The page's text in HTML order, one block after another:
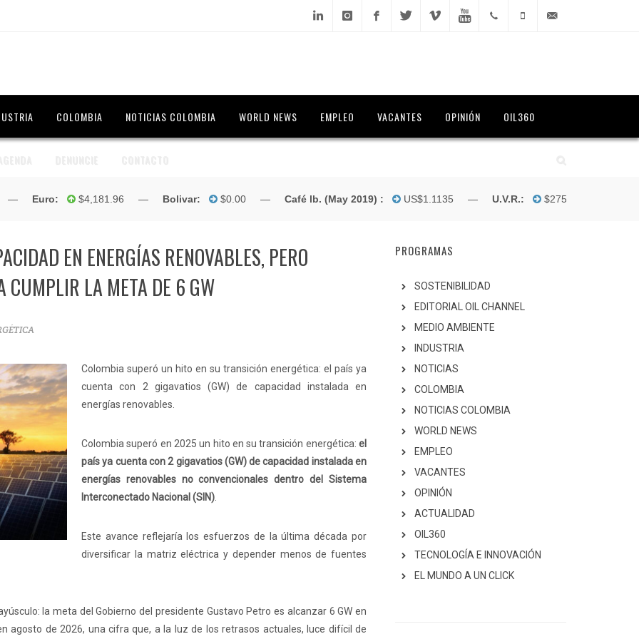
COLOMBIA NOTICIAS COLOMBIA WORLD NEWS EMPLEO VACANTES OPINIÓN OIL360
Euro: $4,181.96 — Bolivar: $0.00 — Café lb. (May 2019) : US$1.1135 — U.V.R.: $275.7147 —
EN ENERGÍAS RENOVABLES, PERO
CUMPLIR LA META DE 6 GW
Colombia superó un hito en su transición energética: el país ya
cuenta con 2 gigavatios (GW) de capacidad instalada en
energías renovables.
Colombia superó en 2025 un hito en su transición energética: el
país ya cuenta con 2 gigavatios (GW) de capacidad instalada en
energías renovables no convencionales dentro del Sistema
Interconectado Nacional (SIN)
Este avance reflejaría los esfuerzos de la última década por
diversificar la matriz eléctrica y depender menos de fuentes
la meta del Gobierno del presidente Gustavo Petro es alcanzar 6 GW en
agosto de 2026, una cifra que, a la luz de los retrasos actuales, luce difícil de
PROGRAMAS
SOSTENIBILIDAD
EDITORIAL OIL CHANNEL
MEDIO AMBIENTE
INDUSTRIA
NOTICIAS
COLOMBIA
NOTICIAS COLOMBIA
WORLD NEWS
EMPLEO
VACANTES
OPINIÓN
ACTUALIDAD
OIL360
TECNOLOGÍA E INNOVACIÓN
EL MUNDO A UN CLICK